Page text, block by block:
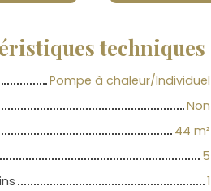
techniques
Pompe à chaleur/Individuel
Non
44m²
5
1